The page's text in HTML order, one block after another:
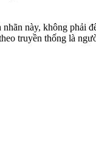
này, không phải
truyền thống là